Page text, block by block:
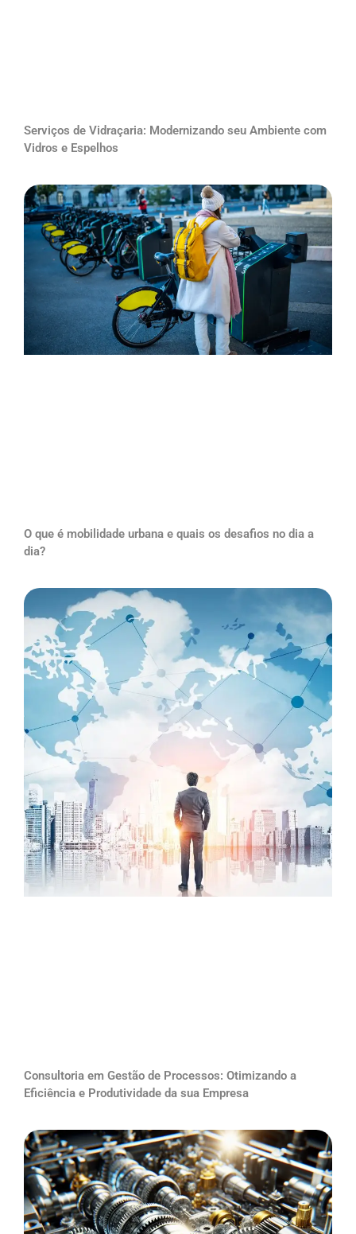
Serviços de Vidraçaria: Modernizando seu Ambiente com
Vidros e Espelhos
O que é mobilidade urbana e quais os desafios no dia a
dia?
Consultoria em Gestão de Processos: Otimizando a
Eficiência e Produtividade da sua Empresa